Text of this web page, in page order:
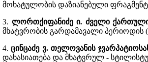
მოხატულობის დაზიანებული
3. ლორთქიფანიძე ი. ძველი
მხატვრობის გარდამავალი პერიოდის
4.ცინცაძე ვ. თელოვანის
დახასიათება და მხატვრულ -